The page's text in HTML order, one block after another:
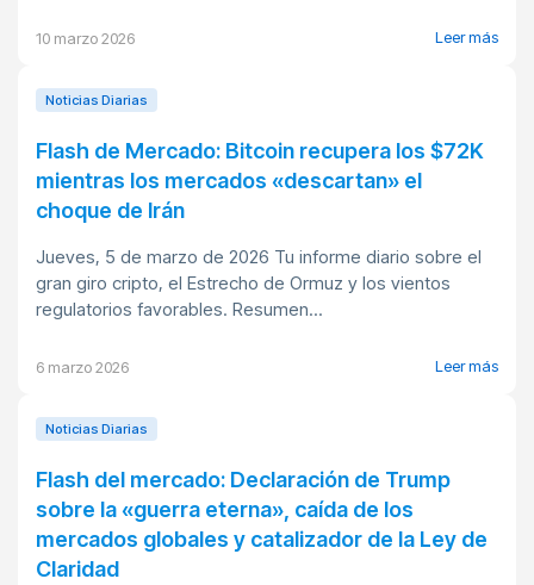
10 marzo 2026 Leer más
Noticias Diarias
Flash de Mercado: Bitcoin recupera los $72K
mientras los mercados «descartan» el
choque de Irán
Jueves, 5 de marzo de 2026 Tu informe diario sobre el
gran giro cripto, el Estrecho de Ormuz y los vientos
regulatorios favorables. Resumen...
6 marzo 2026 Leer más
Noticias Diarias
Flash del mercado: Declaración de Trump
sobre la «guerra eterna», caída de los
mercados globales y catalizador de la Ley de
Claridad